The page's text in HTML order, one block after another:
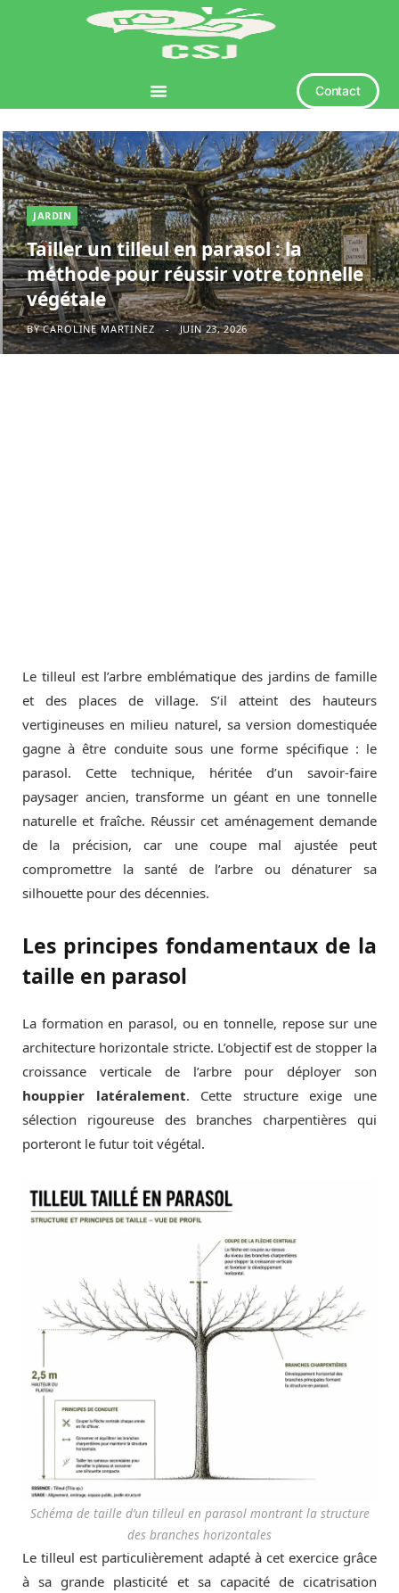
Contact
JARDIN
Tailler un tilleul en parasol : la
méthode pour réussir votre tonnelle
végétale
BY CAROLINE MARTINEZ JUIN 23, 2026
Le tilleul est l’arbre emblématique des jardins de famille
et des places de village. S’il atteint des hauteurs
vertigineuses en milieu naturel, sa version domestiquée
gagne à être conduite sous une forme spécifique : le
parasol. Cette technique, héritée d’un savoir-faire
paysager ancien, transforme un géant en une tonnelle
naturelle et fraîche. Réussir cet aménagement demande
de la précision, car une coupe mal ajustée peut
compromettre la santé de l’arbre ou dénaturer sa
silhouette pour des décennies.
Les principes fondamentaux de la
taille en parasol
La formation en parasol, ou en tonnelle, repose sur une
architecture horizontale stricte. L’objectif est de stopper la
croissance verticale de l’arbre pour déployer son
houppier latéralement. Cette structure exige une
sélection rigoureuse des branches charpentières qui
porteront le futur toit végétal.
Schéma de taille d’un tilleul en parasol montrant la structure
des branches horizontales
Le tilleul est particulièrement adapté à cet exercice grâce
à sa grande plasticité et sa capacité de cicatrisation